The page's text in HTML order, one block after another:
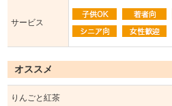
サービス
オススメ
りんごと紅茶